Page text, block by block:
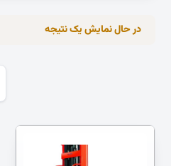
در حال نمایش یک نتیجه